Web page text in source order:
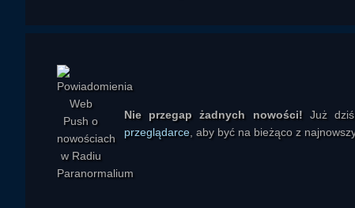
Nie przegap żadnych nowości! Już
przeglądarce , aby być na bieżąco z